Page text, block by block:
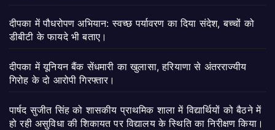
दीपका में पौधरोपण अभियान: स्वच्छ पर्यावरण का दिया संदेश, बच्चों को
डीबीटी के फायदे भी बताए।
दीपका में यूनियन बैंक सेंधमारी का खुलासा, हरियाणा से अंतरराज्यीय
गिरोह के दो आरोपी गिरफ्तार।
पार्षद सुजीत सिंह को शासकीय प्राथमिक शाला में विद्यार्थियों को बैठने में
हो रही असुविधा की शिकायत पर विद्यालय के स्थिति का निरीक्षण किया।